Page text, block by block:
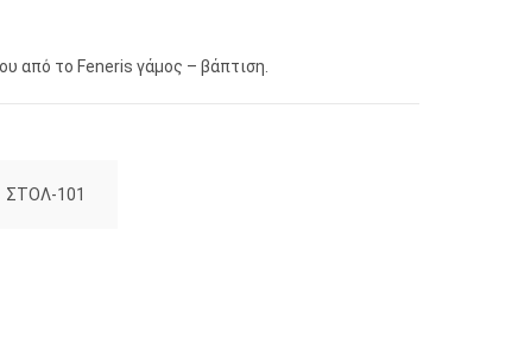
από το Feneris γάμος – βάπτιση.
ΣΤΟΛ-101